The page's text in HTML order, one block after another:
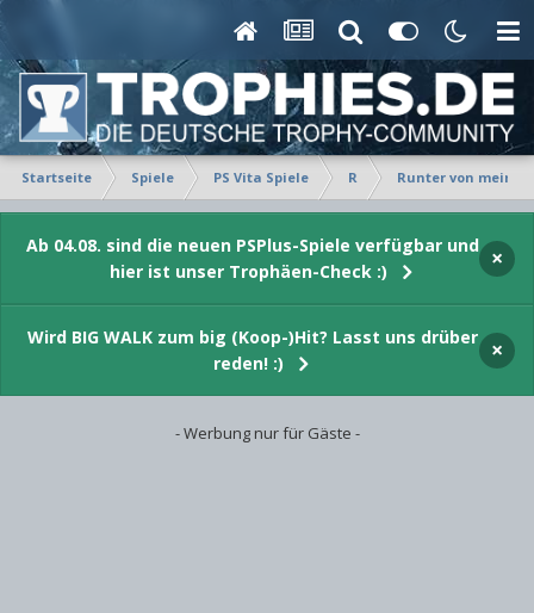
Startseite Spiele PS Vita Spiele R Runter von
Ab 04.08. sind die neuen PSPlus-Spiele verfügbar und
hier ist unser Trophäen-Check :)
×
Wird BIG WALK zum big (Koop-)Hit? Lasst uns drüber
reden! :)
×
- Werbung nur für Gäste -